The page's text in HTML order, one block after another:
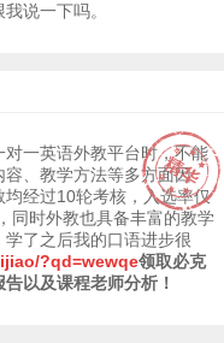
说一下吗。
一英语外教平台时，不能
、教学方法等多方面因
经过10轮考核，入选率仅
同时外教也具备丰富的教学
了之后我的口语进步很
?qd=wewqe领取必克
以及课程老师分析！